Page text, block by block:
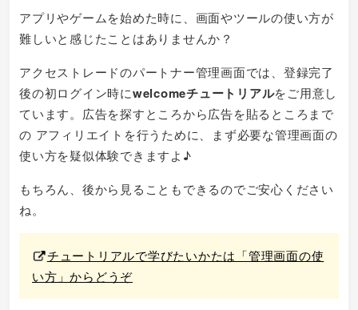
アプリやゲームを始めた時に、画面やツールの使い方が
難しいと感じたことはありませんか？
アクセストレードのパートナー管理画面では、登録完了
後の初ログイン時にwelcomeチュートリアルをご用意し
ています。広告を探すところから広告を貼るところまで
の アフィリエイトを行うために、まず必要な管理画面の
使い方を疑似体験できますよ♪
もちろん、後から見ることもできるのでご安心ください
ね。
チュートリアルで学びたいかたは「管理画面の使
い方」からどうぞ